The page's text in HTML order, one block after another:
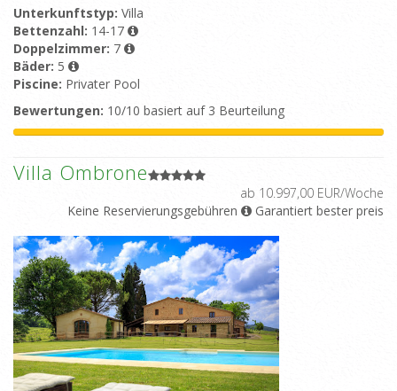
Unterkunftstyp: Villa
Bettenzahl: 14-17
Doppelzimmer: 7
Bäder: 5
Piscine: Privater Pool
Bewertungen: 10/10 basiert auf 3 Beurteilung
Villa Ombrone
ab 10.997,00 EUR/Woche
Keine Reservierungsgebühren
Garantiert bester preis